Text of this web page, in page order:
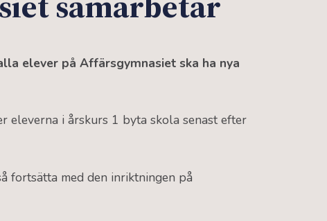
elever på Affärsgymnasiet ska ha nya
eleverna i årskurs 1 byta skola senast efter
fortsätta med den inriktningen på